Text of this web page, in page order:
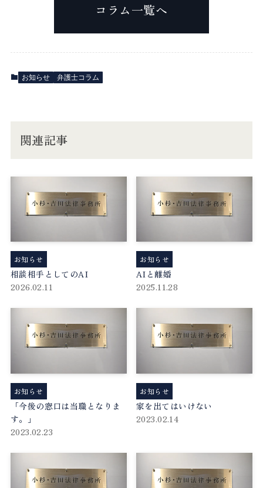
コラム一覧へ
お知らせ 弁護士コラム
関連記事
相談相手としてのAI
2026.02.11
お知らせ
AIと離婚
2025.11.28
お知らせ
「今後の窓口は当職となりま
す。」
2023.02.23
お知らせ
家を出てはいけない
2023.02.14
お知らせ